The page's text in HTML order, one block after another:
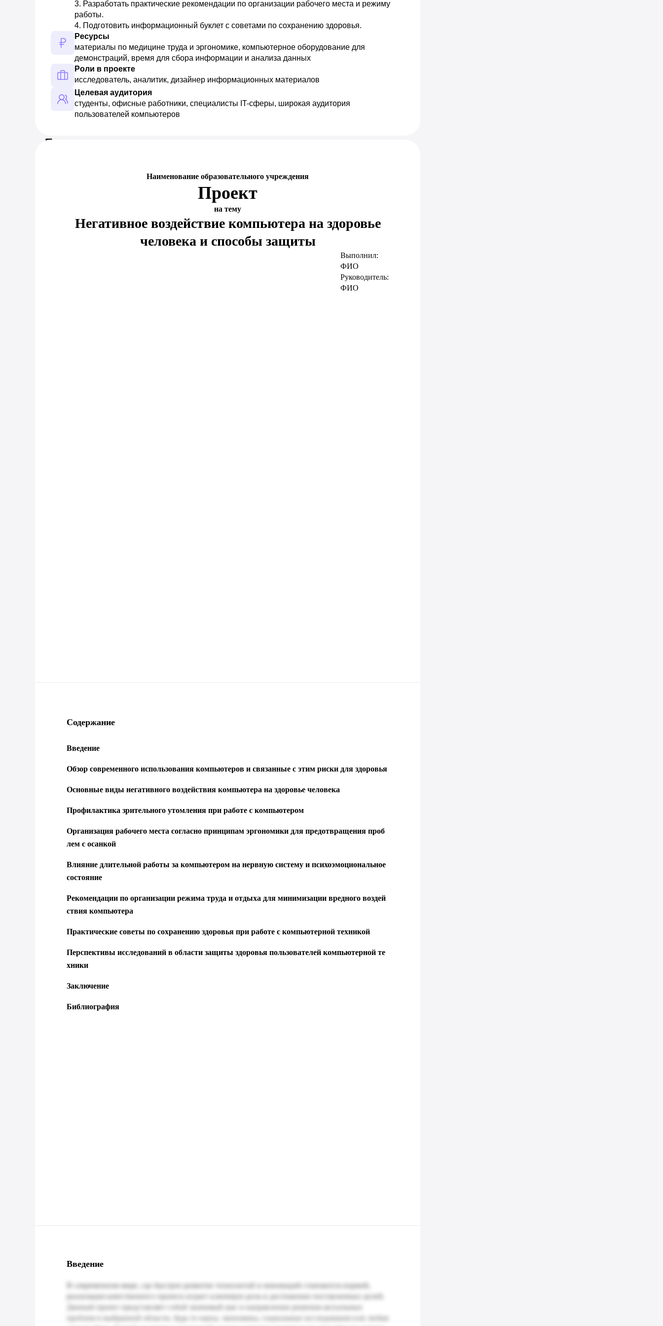
3. Разработать практические рекомендации по организации рабочего места и режиму
работы.
4. Подготовить информационный буклет с советами по сохранению здоровья.
Ресурсы
материалы по медицине труда и эргономике, компьютерное оборудование для
демонстраций, время для сбора информации и анализа данных
Роли в проекте
исследователь, аналитик, дизайнер информационных материалов
Целевая аудитория
студенты, офисные работники, специалисты IT-сферы, широкая аудитория
пользователей компьютеров
Предпросмотр документа
Наименование образовательного учреждения
Проект
на тему
Негативное воздействие компьютера на здоровье
человека и способы защиты
Выполнил:
ФИО
Руководитель:
ФИО
Содержание
Введение
Обзор современного использования компьютеров и связанные с этим риски для здоровья
Основные виды негативного воздействия компьютера на здоровье человека
Профилактика зрительного утомления при работе с компьютером
Организация рабочего места согласно принципам эргономики для предотвращения проб
лем с осанкой
Влияние длительной работы за компьютером на нервную систему и психоэмоциональное
состояние
Рекомендации по организации режима труда и отдыха для минимизации вредного воздей
ствия компьютера
Практические советы по сохранению здоровья при работе с компьютерной техникой
Перспективы исследований в области защиты здоровья пользователей компьютерной те
хники
Заключение
Библиография
Введение